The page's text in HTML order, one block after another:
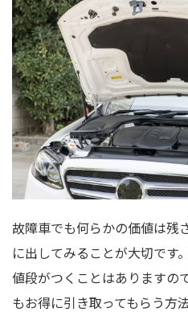
故障車でも何らかの価値は残
に出してみることが大切です
値段がつくことはありますの
もお得に引き取ってもらう方